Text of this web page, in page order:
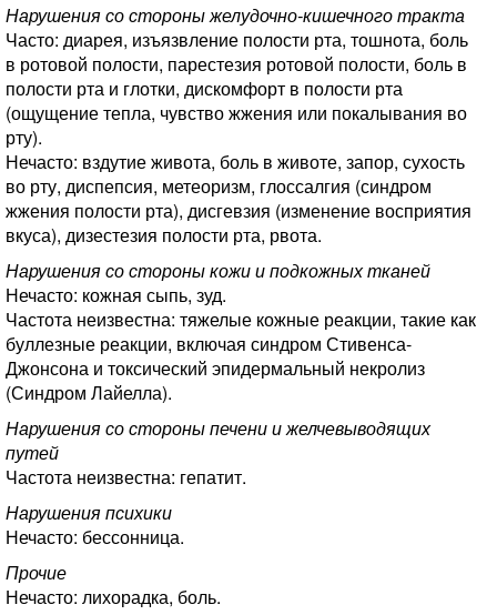
Нарушения со стороны желудочно-кишечного тракта
Часто: диарея, изъязвление полости рта, тошнота, боль
в ротовой полости, парестезия ротовой полости, боль в
полости рта и глотки, дискомфорт в полости рта
(ощущение тепла, чувство жжения или покалывания во
рту).
Нечасто: вздутие живота, боль в животе, запор, сухость
во рту, диспепсия, метеоризм, глоссалгия (синдром
жжения полости рта), дисгевзия (изменение восприятия
вкуса), дизестезия полости рта, рвота.
Нарушения со стороны кожи и подкожных тканей
Нечасто: кожная сыпь, зуд.
Частота неизвестна: тяжелые кожные реакции, такие как
буллезные реакции, включая синдром Стивенса-
Джонсона и токсический эпидермальный некролиз
(Синдром Лайелла).
Нарушения со стороны печени и желчевыводящих
путей
Частота неизвестна: гепатит.
Нарушения психики
Нечасто: бессонница.
Прочие
Нечасто: лихорадка, боль.